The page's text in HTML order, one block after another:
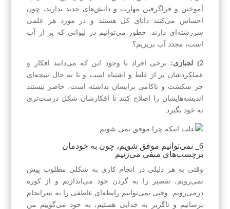
آموختن و فرا‌گرفتن مهارت و دانش‌های جدید ندارند، چون
احساس می‌کنند دانای کل هستند و در مورد هر علمی
سر‌رشته‌ای دارند. چطور می‌توانیم در لیوانی که پر از آب
است، مجدد آب بریزیم؟
2) لجبازی:
برخی افراد با وجود این که می‌دانند افکار و
عملکرد‌شان پر از غلط و اشتباه است و تا به حال نتیجه‌ای
جز شکست و ناکامی برایشان نداشته است، حاضر نیستند
اندیشه‌هایشان را اصلاح کنند تا افکارشان شکل درست‌تری
به خود بگیرد.
6_ نمی‌توانیم موفق شویم، چون به خودمان
برچسب‌های منفی می‌زنیم
وقتی به هر دلیلی در انجام کاری به شکلی مطلوب پیش
نمی‌رویم، تقصیر را به گردن خود می‌اندازیم و از کوره
در‌می‌رویم. وقتی نمی‌توانیم رابطه‌ای عاطفی را به سرانجام
برسانیم و ناگزیر به جدایی هستیم، به خود می‌گوییم من